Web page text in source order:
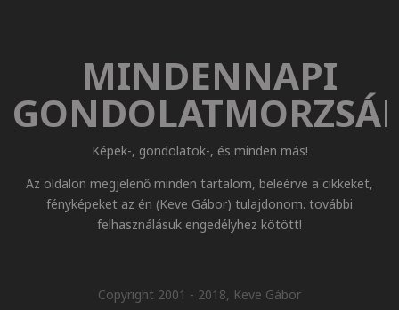
MINDENNAPI
Képek-, gondolatok-, és minden más!
Az oldalon megjelenő minden tartalom, beleérve a cikkeket,
fényképeket az én (Keve Gábor) tulajdonom. további
felhasználásuk engedélyhez kötött!
Copyright 2001 - 2018, Keve Gábor